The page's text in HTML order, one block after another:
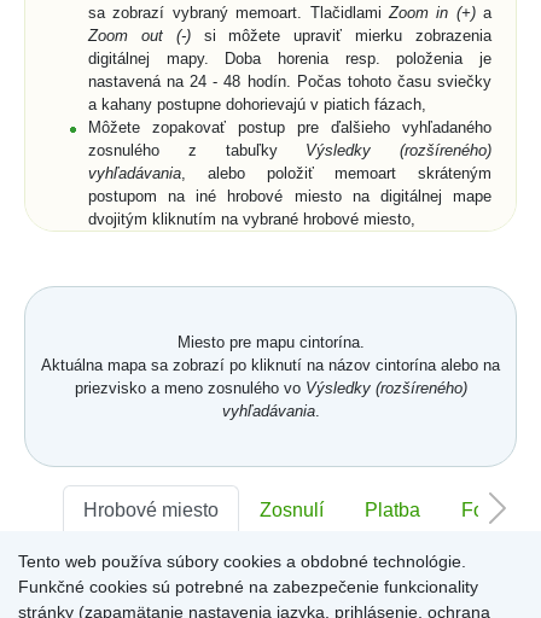
sa zobrazí vybraný memoart. Tlačidlami Zoom in (+)a
Zoom out (-)si môžete upraviť mierku zobrazenia
digitálnej mapy. Doba horenia resp. položenia je
nastavená na 24 - 48 hodín. Počas tohoto času sviečky
a kahany postupne dohorievajú v piatich fázach,
Môžete zopakovať postup pre ďalšieho vyhľadaného
zosnulého z tabuľky Výsledky (rozšíreného)
vyhľadávania , alebo položiť memoart skráteným
postupom na iné hrobové miesto na digitálnej mape
dvojitým kliknutím na vybrané hrobové miesto,
mape, nemusíte vyplniť poleText spomienkyaOd koho,
text nad memoartami, alebo cez ikonu
Miesto pre mapu cintorína.
Aktuálna mapa sa zobrazí po kliknutí na názov cintorína alebo na
priezvisko a meno zosnulého vo Výsledky (rozšíreného)
vyhľadávania.
Hrobové miesto Zosnulí Platba Foto
Sektor:- Rad:- Číslo:-
Tento web používa súbory cookies a obdobné technológie.
Funkčné cookies sú potrebné na zabezpečenie funkcionality
stránky (zapamätanie nastavenia jazyka, prihlásenie, ochrana